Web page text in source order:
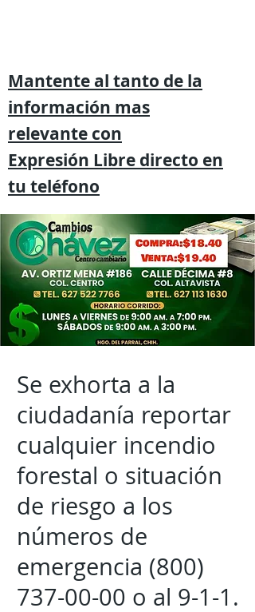
Mantente al tanto de la
información mas
relevante con
Expresión Libre directo en
tu teléfono
Se exhorta a la
ciudadanía reportar
cualquier incendio
forestal o situación
de riesgo a los
números de
emergencia (800)
737-00-00 o al 9-1-1.